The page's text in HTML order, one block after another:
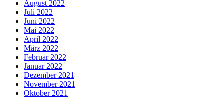
August 2022
Juli 2022
Juni 2022
Mai 2022
April 2022
März 2022
Februar 2022
Januar 2022
Dezember 2021
November 2021
Oktober 2021